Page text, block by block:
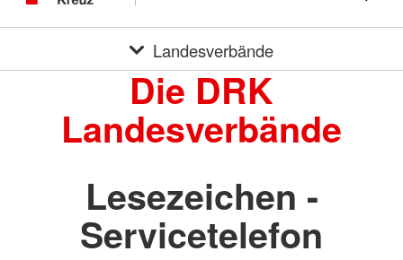
Landesverbände
Die DRK
Landesverbände
Lesezeichen -
Servicetelefon